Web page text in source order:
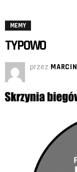
MEMY
TYPOWO
przez MARCIN